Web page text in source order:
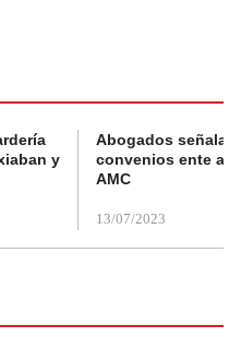
y
Abogados
convenios ente
AMC
13/07/2023